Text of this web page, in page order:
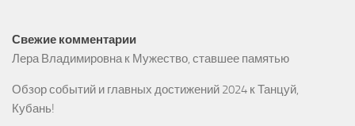
Свежие комментарии
Лера Владимировнак Мужество, ставшее памятью
Обзор событий и главных достижений 2024 кТанцуй,
Кубань!